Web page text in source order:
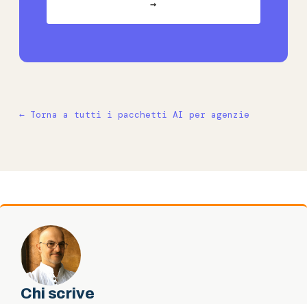
→
← Torna a tutti i pacchetti AI per agenzie
Chi scrive